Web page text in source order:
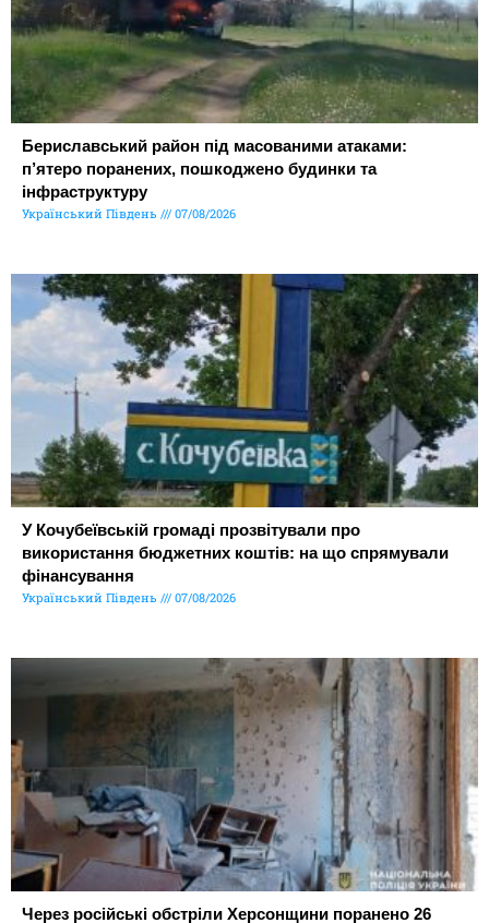
Бериславський район під масованими атаками:
п’ятеро поранених, пошкоджено будинки та
інфраструктуру
Український Південь 07/08/2026
У Кочубеївській громаді прозвітували про
використання бюджетних коштів: на що спрямували
фінансування
Український Південь 07/08/2026
Через російські обстріли Херсонщини поранено 26